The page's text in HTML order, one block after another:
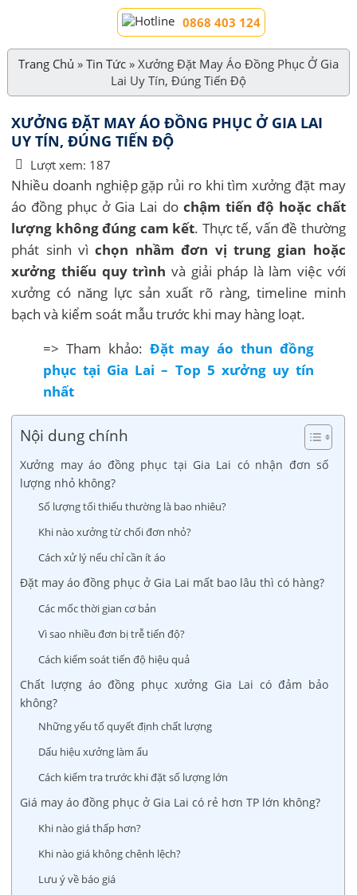
0868 403 124
Trang Chủ » Tin Tức» Xưởng Đặt May Áo Đồng Phục Ở Gia
Lai Uy Tín, Đúng Tiến Độ
XƯỞNG ĐẶT MAY ÁO ĐỒNG PHỤC Ở GIA LAI
UY TÍN, ĐÚNG TIẾN ĐỘ
Lượt xem: 187
Nhiều doanh nghiệp gặp rủi ro khi tìm xưởng đặt may
áo đồng phục ở Gia Lai do chậm tiến độ hoặc chất
lượng không đúng cam kết. Thực tế, vấn đề thường
phát sinh vìchọn nhầm đơn vị trung gian hoặc
xưởng thiếu quy trình và giải pháp là làm việc với
xưởng có năng lực sản xuất rõ ràng, timeline minh
bạch và kiểm soát mẫu trước khi may hàng loạt.
=> Tham khảo: Đặt may áo thun đồng
phục tại Gia Lai – Top 5 xưởng uy tín
nhất
Nội dung chính
Xưởng may áo đồng phục tại Gia Lai có nhận đơn số
lượng nhỏ không?
Số lượng tối thiểu thường là bao nhiêu?
Khi nào xưởng từ chối đơn nhỏ?
Cách xử lý nếu chỉ cần ít áo
Đặt may áo đồng phục ở Gia Lai mất bao lâu thì có hàng?
Các mốc thời gian cơ bản
Vì sao nhiều đơn bị trễ tiến độ?
Cách kiểm soát tiến độ hiệu quả
Chất lượng áo đồng phục xưởng Gia Lai có đảm bảo
không?
Những yếu tố quyết định chất lượng
Dấu hiệu xưởng làm ẩu
Cách kiểm tra trước khi đặt số lượng lớn
Giá may áo đồng phục ở Gia Lai có rẻ hơn TP lớn không?
Khi nào giá thấp hơn?
Khi nào giá không chênh lệch?
Lưu ý về báo giá